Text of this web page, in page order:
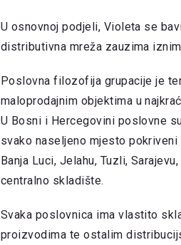
U osnovnoj podjeli, Violeta se
distributivna mreža zauzima
Poslovna filozofija grupacije je
maloprodajnim objektima u
U Bosni i Hercegovini poslovne
svako naseljeno mjesto
Banja Luci, Jelahu, Tuzli,
centralno skladište.
Svaka poslovnica ima vlastito
proizvodima te ostalim